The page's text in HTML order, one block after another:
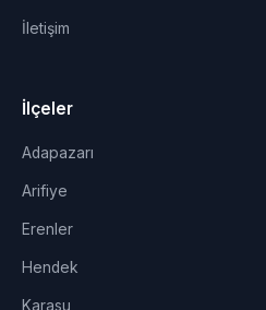
İletişim
İlçeler
Adapazarı
Arifiye
Erenler
Hendek
Karasu